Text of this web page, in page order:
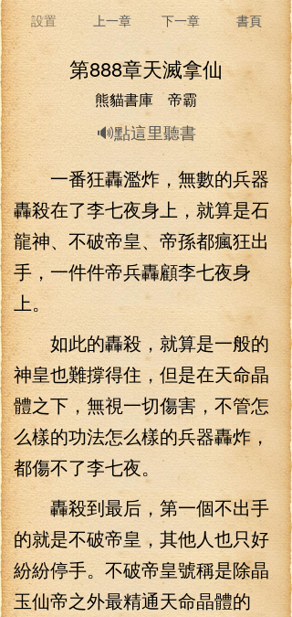
設置 上一章 下一章 書頁
第888章天滅拿仙
熊貓書庫 帝霸
🔊點這里聽書
一番狂轟濫炸，無數的兵器
轟殺在了李七夜身上，就算是石
龍神、不破帝皇、帝孫都瘋狂出
手，一件件帝兵轟顧李七夜身
上。
如此的轟殺，就算是一般的
神皇也難撐得住，但是在天命晶
體之下，無視一切傷害，不管怎
么樣的功法怎么樣的兵器轟炸，
都傷不了李七夜。
轟殺到最后，第一個不出手
的就是不破帝皇，其他人也只好
紛紛停手。不破帝皇號稱是除晶
玉仙帝之外最精通天命晶體的